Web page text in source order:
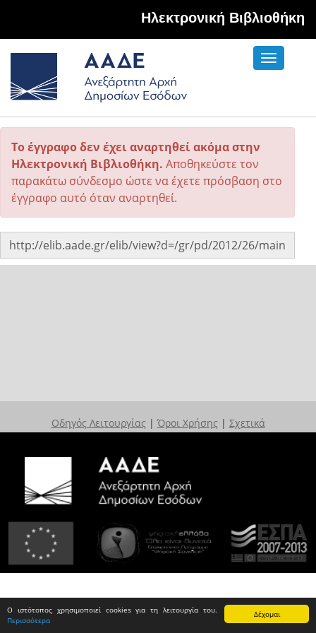
Δέχομαι
Ο ιστότοπος χρησιμοποιεί cookies για τη λειτουργία του.
Περισσότερα
Hλεκτρονική Βιβλιοθήκη
Toggle
Το έγγραφο δεν έχει αναρτηθεί ακόμα στην
Ηλεκτρονική Βιβλιοθήκη. Αποθηκεύστε τον
παρακάτω σύνδεσμο ώστε να έχετε πρόσβαση στο
έγγραφο αυτό όταν αναρτηθεί.
Οδηγός Λειτουργίας | Όροι Χρήσης | Σχετικά